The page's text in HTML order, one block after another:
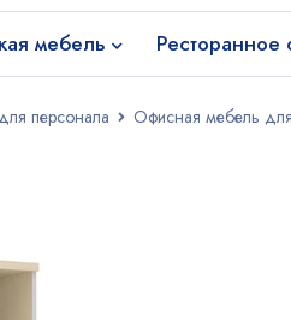
мебель Ресторанное
персонала Офисная мебель